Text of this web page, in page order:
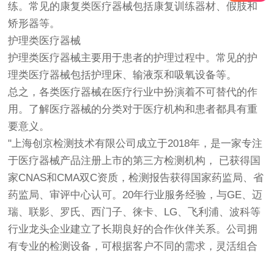
练。常见的康复类医疗器械包括康复训练器材、假肢和
矫形器等。
护理类医疗器械
护理类医疗器械主要用于患者的护理过程中。常见的护
理类医疗器械包括护理床、输液泵和吸氧设备等。
总之，各类医疗器械在医疗行业中扮演着不可替代的作
用。了解医疗器械的分类对于医疗机构和患者都具有重
要意义。
"上海创京检测技术有限公司成立于2018年，是一家专注
于医疗器械产品注册上市的第三方检测机构， 已获得国
家CNAS和CMA双C资质，检测报告获得国家药监局、省
药监局、审评中心认可。20年行业服务经验，与GE、迈
瑞、联影、罗氏、西门子、徕卡、LG、飞利浦、波科等
行业龙头企业建立了长期良好的合作伙伴关系。公司拥
有专业的检测设备，可根据客户不同的需求，灵活组合